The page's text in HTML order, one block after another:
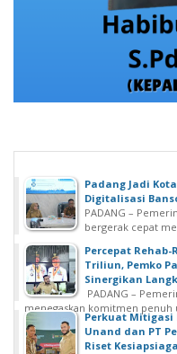
Padang Jadi
Digitalisasi
PADANG –
bergerak cepat
Percepat Rehab-
Triliun, Pemko
Sinergikan
PADANG –
menegaskan komitmen penuh
Perkuat
Unand dan PT
Riset